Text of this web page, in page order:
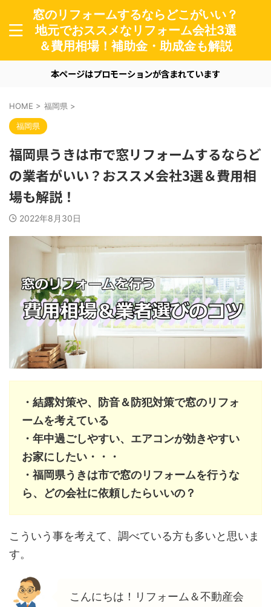
窓のリフォームするならどこがいい？
地元でおススメなリフォーム会社3選
＆費用相場！補助金・助成金も解説
本ページはプロモーションが含まれています
HOME > 福岡県 >
福岡県
福岡県うきは市で窓リフォームするならど
の業者がいい？おススメ会社3選＆費用相
場も解説！
2022年8月30日
・結露対策や、防音＆防犯対策で窓のリフォ
ームを考えている
・年中過ごしやすい、エアコンが効きやすい
お家にしたい・・・
・福岡県うきは市で窓のリフォームを行うな
ら、どの会社に依頼したらいいの？
こういう事を考えて、調べている方も多いと思いま
す。
こんにちは！リフォーム＆不動産会